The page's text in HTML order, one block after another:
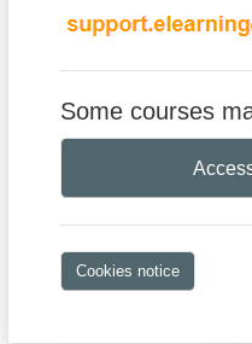
Some courses
Cookies notice